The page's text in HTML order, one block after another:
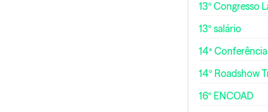
13º Congresso
13º salário
14ª
14º Roadshow
16º ENCOAD